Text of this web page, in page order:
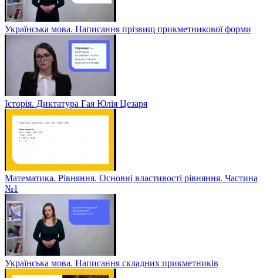
Українська мова. Написання прізвищ прикметникової форми
Історія. Диктатура Гая Юлія Цезаря
Математика. Рівняння. Основні властивості рівняння. Частина
№1
Українська мова. Написання складних прикметників